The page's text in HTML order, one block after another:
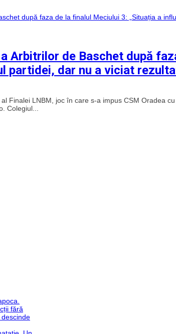
Arbitrilor de Baschet după
partidei, dar nu a viciat
Finalei LNBM, joc în care s-a impus CSM Oradea
Colegiul...
fără